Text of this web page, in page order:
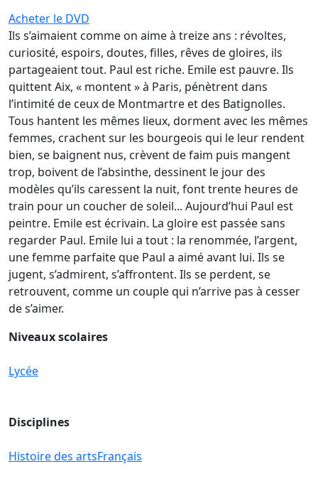
Acheter le DVD
Ils s’aimaient comme on aime à treize ans : révoltes,
curiosité, espoirs, doutes, filles, rêves de gloires, ils
partageaient tout. Paul est riche. Emile est pauvre. Ils
quittent Aix, « montent » à Paris, pénètrent dans
l’intimité de ceux de Montmartre et des Batignolles.
Tous hantent les mêmes lieux, dorment avec les mêmes
femmes, crachent sur les bourgeois qui le leur rendent
bien, se baignent nus, crèvent de faim puis mangent
trop, boivent de l’absinthe, dessinent le jour des
modèles qu’ils caressent la nuit, font trente heures de
train pour un coucher de soleil... Aujourd’hui Paul est
peintre. Emile est écrivain. La gloire est passée sans
regarder Paul. Emile lui a tout : la renommée, l’argent,
une femme parfaite que Paul a aimé avant lui. Ils se
jugent, s’admirent, s’affrontent. Ils se perdent, se
retrouvent, comme un couple qui n’arrive pas à cesser
de s’aimer.
Niveaux scolaires
Lycée
Disciplines
Histoire des artsFrançais